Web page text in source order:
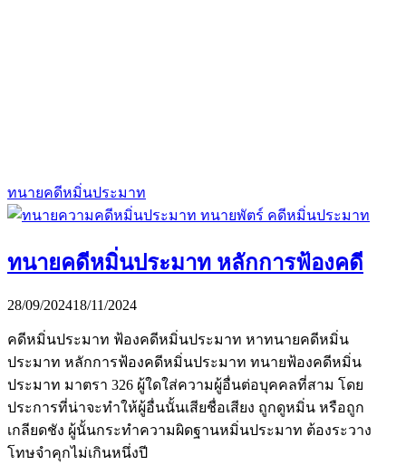
ทนายคดีหมิ่นประมาท
ทนายคดีหมิ่นประมาท หลักการฟ้องคดี
28/09/202418/11/2024
คดีหมิ่นประมาท ฟ้องคดีหมิ่นประมาท หาทนายคดีหมิ่น
ประมาท หลักการฟ้องคดีหมิ่นประมาท ทนายฟ้องคดีหมิ่น
ประมาท มาตรา 326 ผู้ใดใส่ความผู้อื่นต่อบุคคลที่สาม โดย
ประการที่น่าจะทำให้ผู้อื่นนั้นเสียชื่อเสียง ถูกดูหมิ่น หรือถูก
เกลียดชัง ผู้นั้นกระทำความผิดฐานหมิ่นประมาท ต้องระวาง
โทษจำคุกไม่เกินหนึ่งปี